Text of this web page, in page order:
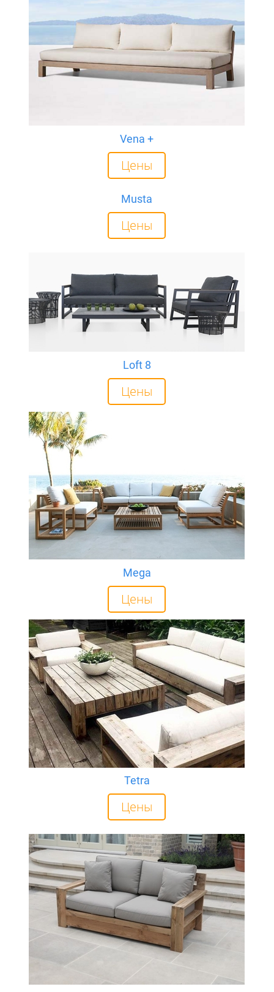
Vena +
Цены
Musta
Цены
Loft 8
Цены
Mega
Цены
Tetra
Цены